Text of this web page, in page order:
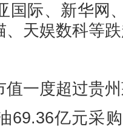
国际、新华网
、天娱数科等
一度超过贵州
亿元采购